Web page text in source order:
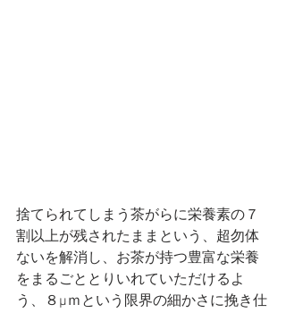
捨てられてしまう茶がらに栄養素の７
割以上が残されたままという、超勿体
ないを解消し、お茶が持つ豊富な栄養
をまるごととりいれていただけるよ
う、８μｍという限界の細かさに挽き仕